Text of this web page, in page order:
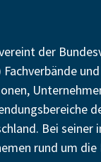
der
Fachverbände und
Bei seiner
rund um